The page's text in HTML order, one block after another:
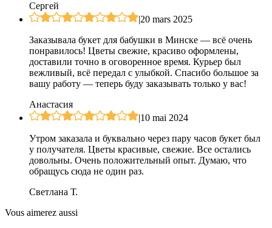
Сергей
|20 mars 2025
Заказывала букет для бабушки в Минске — всё очень
понравилось! Цветы свежие, красиво оформлены,
доставили точно в оговоренное время. Курьер был
вежливый, всё передал с улыбкой. Спасибо большое за
вашу работу — теперь буду заказывать только у вас!
Анастасия
|10 mai 2024
Утром заказала и буквально через пару часов букет был
у получателя. Цветы красивые, свежие. Все остались
довольны. Очень положительный опыт. Думаю, что
обращусь сюда не один раз.
Светлана Т.
Vous aimerez aussi